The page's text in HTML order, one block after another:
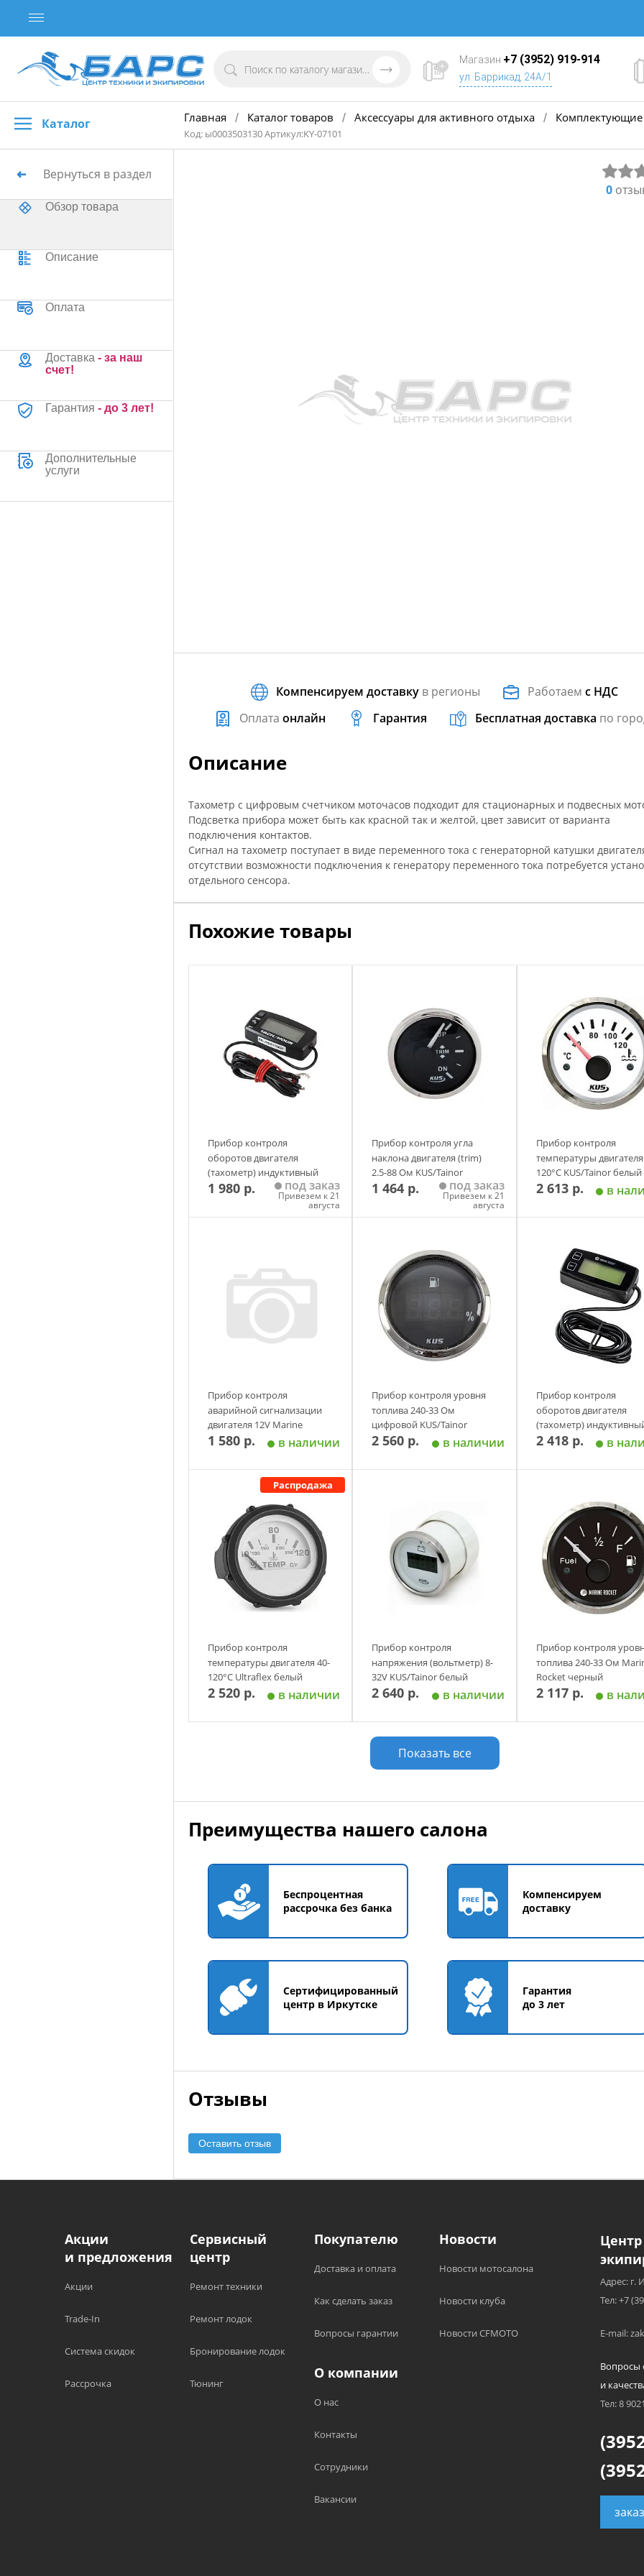
Магазин +7 (3952) 919-914
ул. Баррикад, 24А/1
Каталог Главная / Каталог товаров / Аксессуары для активного отдыха /
Код: ы0003503130 Артикул:KY-07101
Вернуться в раздел
Обзор товара
Описание
Оплата
Доставка - за наш
счет!
Гарантия - до 3 лет!
Дополнительные
услуги
0
Компенсируем доставку в регионы Работаемс НДС
Оплата онлайн Гарантия Бесплатная доставка по
Описание
Тахометр с цифровым счетчиком моточасов подходит для стационарных и подвесных
Подсветка прибора может быть как красной так и желтой, цвет зависит от варианта
подключения контактов.
Сигнал на тахометр поступает в виде переменного тока с генераторной катушки
отсутствии возможности подключения к генератору переменного тока потребуется
отдельного сенсора.
Похожие товары
Прибор контроля
оборотов двигателя
(тахометр) индуктивный
Runleader черный со
сменной батарейкой
1 980 р. под заказ
Привезем к 21
августа
Прибор контроля угла
наклона двигателя (trim)
2.5-88 Ом KUS/Tainor
черный Suzuki
1 464 р. под заказ
Привезем к 21
августа
Прибор контроля
температуры
120°С KUS/Tainor белый
2 613 р. в
Прибор контроля
аварийной сигнализации
двигателя 12V Marine
Rocket черный
1 580 р. в наличии
Добавить в корзину
Прибор контроля уровня
топлива 240-33 Ом
цифровой KUS/Tainor
черный
2 560 р. в наличии
Прибор контроля
оборотов двигателя
(тахометр)
Marine Rocket со
2 418 р. в
Распродажа
Прибор контроля
температуры двигателя 40-
120°С Ultraflex белый
2 520 р. в наличии
Прибор контроля
напряжения (вольтметр) 8-
32V KUS/Tainor белый
2 640 р. в наличии
Добавить в корзину
Прибор контроля
топлива 240-33 Ом
Rocket черный
2 117 р. в
Показать все
Преимущества нашего салона
Беспроцентная
рассрочка без банка
Компенсируем
доставку
Сертифицированный
центр в Иркутске
Гарантия
до 3 лет
Отзывы
Оставить отзыв
Акции
и предложения
Акции
Trade-In
Система скидок
Рассрочка
Сервисный
центр
Ремонт техники
Ремонт лодок
Бронирование лодок
Тюнинг
Покупателю
Доставка и оплата
Как сделать заказ
Вопросы гарантии
Новости
Новости мотосалона
Новости клуба
Новости CFMOTO
О компании
О нас
Контакты
Сотрудники
Вакансии
Адрес: г.
Тел: +7
E-mail:
Вопросы
и
Тел: 8